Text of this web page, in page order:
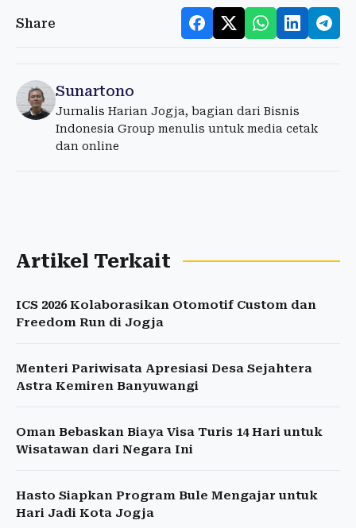
Share
Sunartono
Jurnalis Harian Jogja, bagian dari Bisnis
Indonesia Group menulis untuk media cetak
dan online
Artikel Terkait
ICS 2026 Kolaborasikan Otomotif Custom dan
Freedom Run di Jogja
Menteri Pariwisata Apresiasi Desa Sejahtera
Astra Kemiren Banyuwangi
Oman Bebaskan Biaya Visa Turis 14 Hari untuk
Wisatawan dari Negara Ini
Hasto Siapkan Program Bule Mengajar untuk
Hari Jadi Kota Jogja